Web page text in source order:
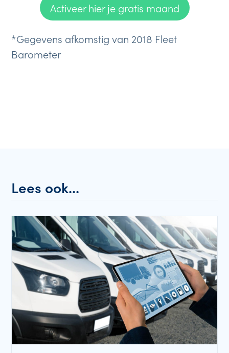
Activeer hier je gratis maand
*Gegevens afkomstig van 2018 Fleet
Barometer
Lees ook...